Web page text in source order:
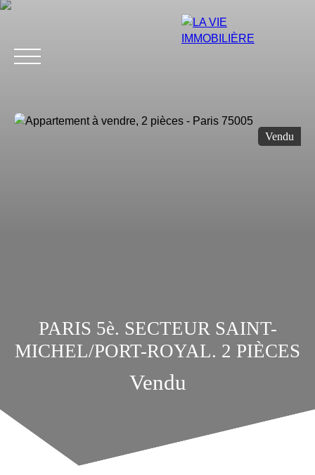
Vendu
PARIS 5è. SECTEUR SAINT-
MICHEL/PORT-ROYAL. 2 PIÈCES
Vendu